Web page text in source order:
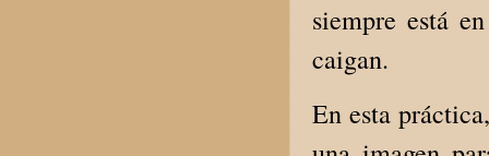
siempre está
caigan.
En esta